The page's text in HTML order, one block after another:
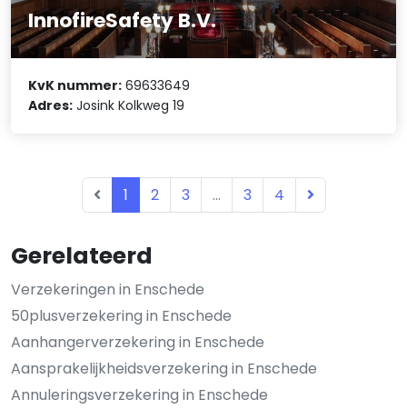
Gerelateerd
Verzekeringen in Enschede
50plusverzekering in Enschede
Aanhangerverzekering in Enschede
Aansprakelijkheidsverzekering in Enschede
Annuleringsverzekering in Enschede
InnofireSafety B.V.
KvK nummer: 69633649
Adres: Josink Kolkweg 19
1 2 3 ... 3 4